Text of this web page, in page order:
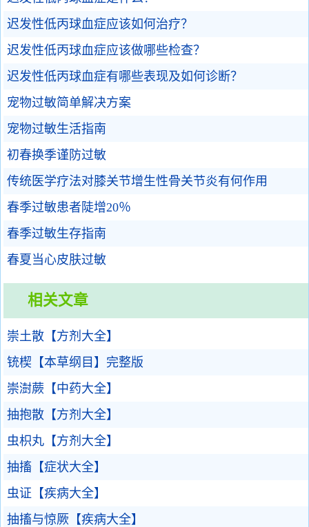
迟发性低丙球血症应该如何治疗？
迟发性低丙球血症应该做哪些检查？
迟发性低丙球血症有哪些表现及如何诊断？
宠物过敏简单解决方案
宠物过敏生活指南
初春换季谨防过敏
传统医学疗法对膝关节增生性骨关节炎有何作用
春季过敏患者陡增20％
春季过敏生存指南
春夏当心皮肤过敏
相关文章
崇土散【方剂大全】
铳楔【本草纲目】完整版
崇澍蕨【中药大全】
抽抱散【方剂大全】
虫枳丸【方剂大全】
抽搐【症状大全】
虫证【疾病大全】
抽搐与惊厥【疾病大全】